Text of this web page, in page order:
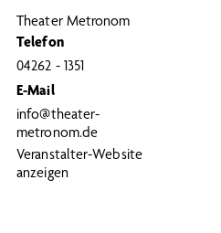
Theater Metronom
Telefon
04262 - 1351
E-Mail
info@theater-
metronom.de
Veranstalter-Website
anzeigen